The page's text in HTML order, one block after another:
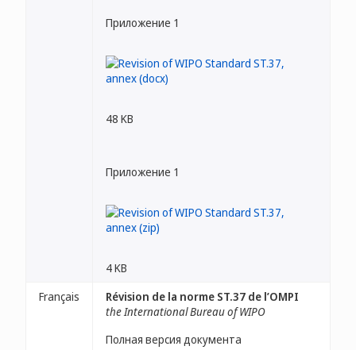
Приложение 1
48 KB
Приложение 1
4 KB
Français
Révision de la norme ST.37 de l’OMPI
the International Bureau of WIPO
Полная версия документа